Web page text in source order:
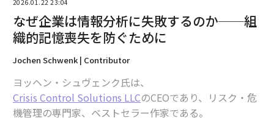
ボトルネックとなる。
2. 社内専門知識の開発
ターゲットを絞った採用を通じて、AIリテラシーを構築
している。多くの企業は、ドメイン知識、機能的洞察、
プロンプトエンジニアリングが組織内でどのように統合
2026.01.22 23:04
なぜ企業は情報分析に失敗するのか──組
織的記憶喪失を防ぐために
Jochen Schwenk | Contributor
ヨッヘン・シュヴェンク氏は、
Crisis Control Solutions LLCのCEOであり、リスク・危
機管理の専門家、ベストセラー作家である。